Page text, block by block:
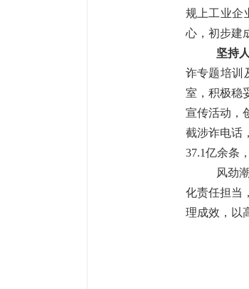
规上工业企
心，初步建
坚持
诈专题培训
室， 积极稳
宣传活动，
截涉诈电话
37.1亿余条
风劲
化责任担当
理成效，以